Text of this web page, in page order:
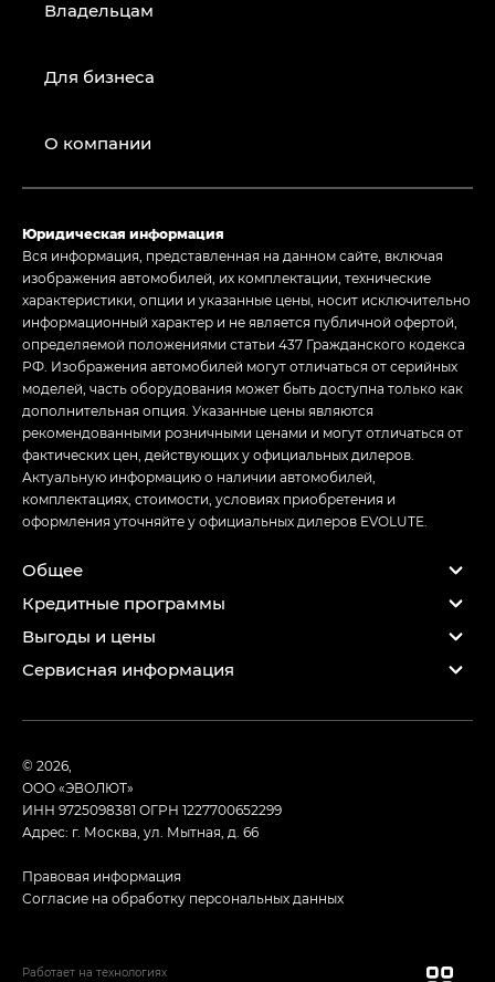
Владельцам
Для бизнеса
О компании
Юридическая информация
Вся информация, представленная на данном сайте, включая
изображения автомобилей, их комплектации, технические
характеристики, опции и указанные цены, носит исключительно
информационный характер и не является публичной офертой,
определяемой положениями статьи 437 Гражданского кодекса
РФ. Изображения автомобилей могут отличаться от серийных
моделей, часть оборудования может быть доступна только как
дополнительная опция. Указанные цены являются
рекомендованными розничными ценами и могут отличаться от
фактических цен, действующих у официальных дилеров.
Актуальную информацию о наличии автомобилей,
комплектациях, стоимости, условиях приобретения и
оформления уточняйте у официальных дилеров EVOLUTE.
Общее
Кредитные программы
Выгоды и цены
Сервисная информация
© 2026,
ООО «ЭВОЛЮТ»
ИНН 9725098381 ОГРН 1227700652299
Адрес: г. Москва, ул. Мытная, д. 66
Правовая информация
Согласие на обработку персональных данных
Работает на технологиях